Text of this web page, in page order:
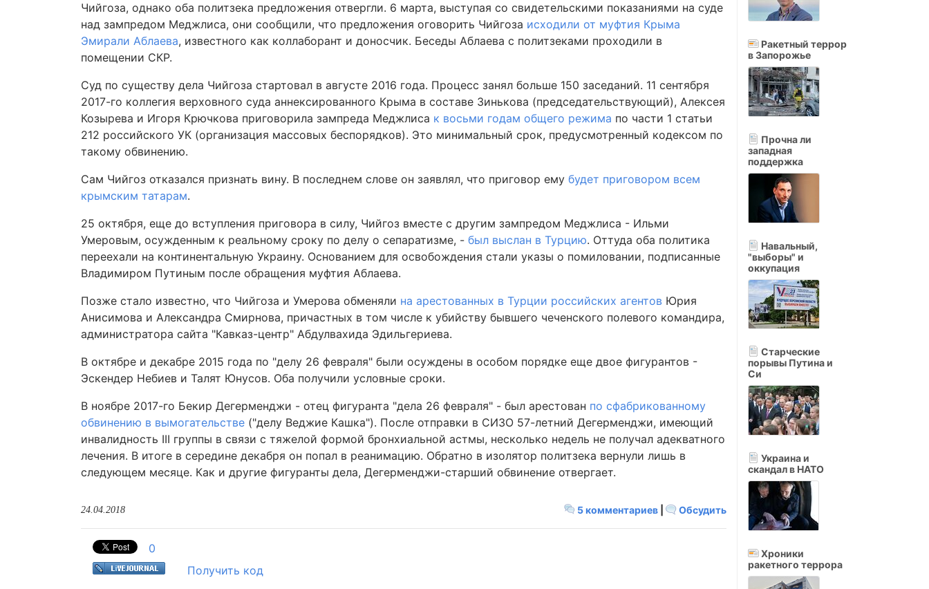
Чийгоза, однако оба политзека предложения отвергли. 6 марта, выступая со свидетельскими показаниями на суде
над зампредом Меджлиса, они сообщили, что предложения оговорить Чийгоза исходили от муфтия Крыма
Эмирали Аблаева, известного как коллаборант и доносчик. Беседы Аблаева с политзеками проходили в
помещении СКР.
Суд по существу дела Чийгоза стартовал в августе 2016 года. Процесс занял больше 150 заседаний. 11 сентября
2017-го коллегия верховного суда аннексированного Крыма в составе Зинькова (председательствующий), Алексея
Козырева и Игоря Крючкова приговорила зампреда Меджлиса к восьми годам общего режима по части 1 статьи
212 российского УК (организация массовых беспорядков). Это минимальный срок, предусмотренный кодексом по
такому обвинению.
Сам Чийгоз отказался признать вину. В последнем слове он заявлял, что приговор ему будет приговором всем
крымским татарам.
25 октября, еще до вступления приговора в силу, Чийгоз вместе с другим зампредом Меджлиса - Ильми
Умеровым, осужденным к реальному сроку по делу о сепаратизме, - был выслан в Турцию. Оттуда оба политика
переехали на континентальную Украину. Основанием для освобождения стали указы о помиловании, подписанные
Владимиром Путиным после обращения муфтия Аблаева.
Позже стало известно, что Чийгоза и Умерова обменяли на арестованных в Турции российских агентов Юрия
Анисимова и Александра Смирнова, причастных в том числе к убийству бывшего чеченского полевого командира,
администратора сайта "Кавказ-центр" Абдулвахида Эдильгериева.
В октябре и декабре 2015 года по "делу 26 февраля" были осуждены в особом порядке еще двое фигурантов -
Эскендер Небиев и Талят Юнусов. Оба получили условные сроки.
В ноябре 2017-го Бекир Дегерменджи - отец фигуранта "дела 26 февраля" - был арестован по сфабрикованному
обвинению в вымогательстве ("делу Веджие Кашка"). После отправки в СИЗО 57-летний Дегерменджи, имеющий
инвалидность III группы в связи с тяжелой формой бронхиальной астмы, несколько недель не получал адекватного
лечения. В итоге в середине декабря он попал в реанимацию. Обратно в изолятор политзека вернули лишь в
следующем месяце. Как и другие фигуранты дела, Дегерменджи-старший обвинение отвергает.
5 комментариев Обсудить
24.04.2018
0
Получить код
Ракетный террор
в Запорожье
Прочна ли
западная
поддержка
Навальный,
"выборы" и
оккупация
Старческие
порывы Путина и
Си
Украина и
скандал в НАТО
Хроники
ракетного террора